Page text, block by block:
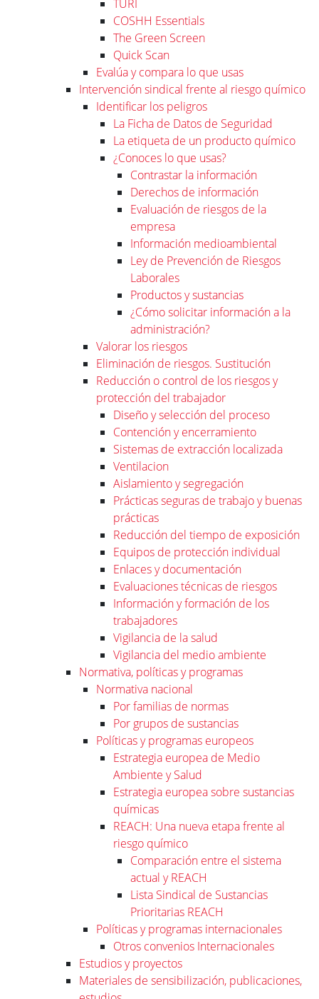
TURI
COSHH Essentials
The Green Screen
Quick Scan
Evalúa y compara lo que usas
Intervención sindical frente al riesgo químico
Identificar los peligros
La Ficha de Datos de Seguridad
La etiqueta de un producto químico
¿Conoces lo que usas?
Contrastar la información
Derechos de información
Evaluación de riesgos de la
empresa
Información medioambiental
Ley de Prevención de Riesgos
Laborales
Productos y sustancias
¿Cómo solicitar información a la
administración?
Valorar los riesgos
Eliminación de riesgos. Sustitución
Reducción o control de los riesgos y
protección del trabajador
Diseño y selección del proceso
Contención y encerramiento
Sistemas de extracción localizada
Ventilacion
Aislamiento y segregación
Prácticas seguras de trabajo y buenas
prácticas
Reducción del tiempo de exposición
Equipos de protección individual
Enlaces y documentación
Evaluaciones técnicas de riesgos
Información y formación de los
trabajadores
Vigilancia de la salud
Vigilancia del medio ambiente
Normativa, políticas y programas
Normativa nacional
Por familias de normas
Por grupos de sustancias
Políticas y programas europeos
Estrategia europea de Medio
Ambiente y Salud
Estrategia europea sobre sustancias
químicas
REACH: Una nueva etapa frente al
riesgo químico
Comparación entre el sistema
actual y REACH
Lista Sindical de Sustancias
Prioritarias REACH
Políticas y programas internacionales
Otros convenios Internacionales
Estudios y proyectos
Materiales de sensibilización, publicaciones,